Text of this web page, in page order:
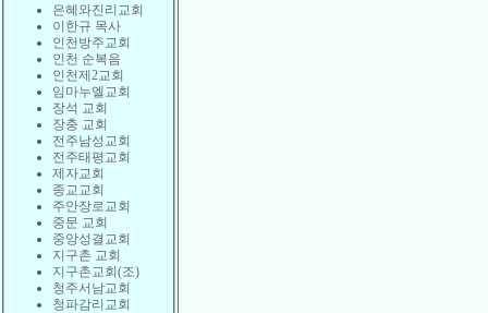
은혜와진리교회
이한규 목사
인천방주교회
인천 순복음
인천제2교회
임마누엘교회
장석 교회
장충 교회
전주남성교회
전주태평교회
제자교회
종교교회
주안장로교회
중문 교회
중앙성결교회
지구촌 교회
지구촌교회(조)
청주서남교회
청파감리교회